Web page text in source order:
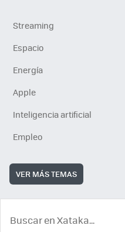
Streaming
Espacio
Energía
Apple
Inteligencia artificial
Empleo
VER MÁS TEMAS